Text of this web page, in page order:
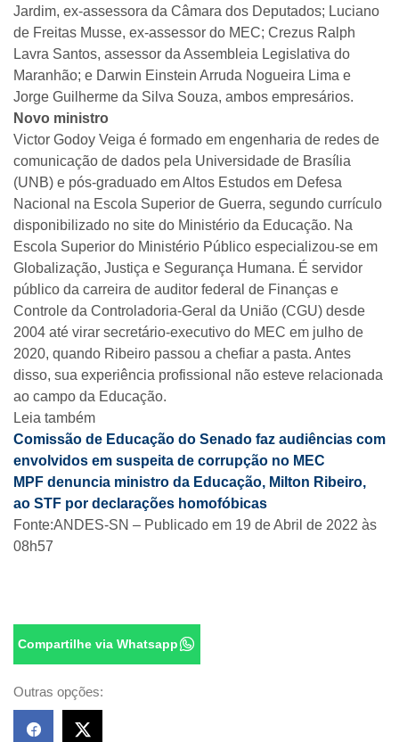
Jardim, ex-assessora da Câmara dos Deputados; Luciano
de Freitas Musse, ex-assessor do MEC; Crezus Ralph
Lavra Santos, assessor da Assembleia Legislativa do
Maranhão; e Darwin Einstein Arruda Nogueira Lima e
Jorge Guilherme da Silva Souza, ambos empresários.
Novo ministro
Victor Godoy Veiga é formado em engenharia de redes de
comunicação de dados pela Universidade de Brasília
(UNB) e pós-graduado em Altos Estudos em Defesa
Nacional na Escola Superior de Guerra, segundo currículo
disponibilizado no site do Ministério da Educação. Na
Escola Superior do Ministério Público especializou-se em
Globalização, Justiça e Segurança Humana. É servidor
público da carreira de auditor federal de Finanças e
Controle da Controladoria-Geral da União (CGU) desde
2004 até virar secretário-executivo do MEC em julho de
2020, quando Ribeiro passou a chefiar a pasta. Antes
disso, sua experiência profissional não esteve relacionada
ao campo da Educação.
Leia também
Comissão de Educação do Senado faz audiências com
envolvidos em suspeita de corrupção no MEC
MPF denuncia ministro da Educação, Milton Ribeiro,
ao STF por declarações homofóbicas
Fonte:ANDES-SN – Publicado em 19 de Abril de 2022 às
08h57
Compartilhe via Whatsapp
Outras opções: